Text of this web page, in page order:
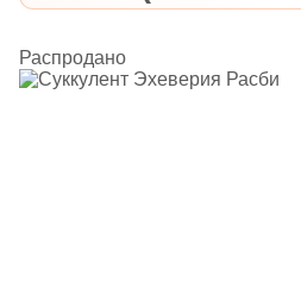
Распродано